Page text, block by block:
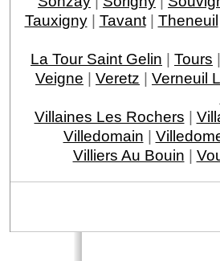
Tauxigny| Tavant| Theneuil
La Tour Saint Gelin | Tours |
Veigne | Veretz | Verneuil
Villaines Les Rochers |
Villedomain |
Villiers Au Bouin |